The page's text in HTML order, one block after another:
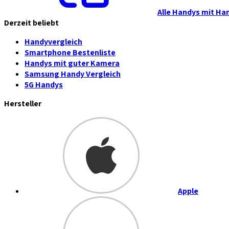
Alle Handys mit
Derzeit beliebt
Handyvergleich
Smartphone Bestenliste
Handys mit guter Kamera
Samsung Handy Vergleich
5G Handys
Hersteller
Apple